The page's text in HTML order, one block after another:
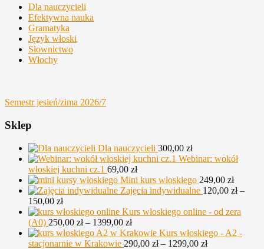
Dla nauczycieli
Efektywna nauka
Gramatyka
Język włoski
Słownictwo
Włochy
Semestr jesień/zima 2026/7
Sklep
Dla nauczycieli 300,00 zł
Webinar: wokół
włoskiej kuchni cz.1 69,00 zł
Mini kurs włoskiego 249,00 zł
Zajęcia indywidualne 120,00 zł –
150,00 złZakres
cen:
od
120,00 zł
do
Kurs włoskiego online - od zera
(A0) 250,00 zł – 1399,00 złZakres
cen:
od
Kurs włoskiego - A2 -
stacjonarnie w Krakowie 290,00 zł – 1299,00 złZakres